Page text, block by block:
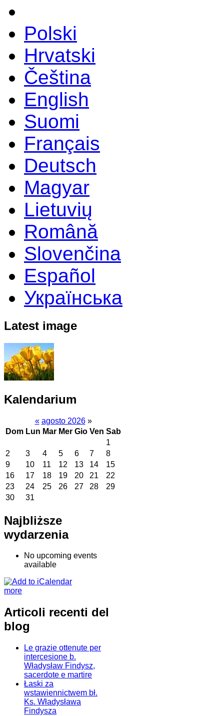
Polski
Hrvatski
Čeština
English
Suomi
Français
Deutsch
Magyar
Lietuvių
Română
Slovenčina
Español
Українська
Latest image
Kalendarium
« agosto 2026 »
Dom Lun Mar Mer Gio Ven Sab
1
2
3 4 5 6 7
8
9
10 11 12 13 14
15
16
17 18 19 20 21
22
23
24 25 26 27 28
29
30
31
Najbliższe
wydarzenia
No upcoming events
available
more
Articoli recenti del
blog
Le grazie ottenute per
intercesione b.
Władysław Findysz,
sacerdote e martire
Łaski za
wstawiennictwem bł.
Ks. Władysława
Findysza